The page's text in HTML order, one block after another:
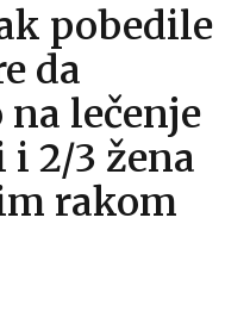
pobedile
da
lečenje
2/3 žena
rakom